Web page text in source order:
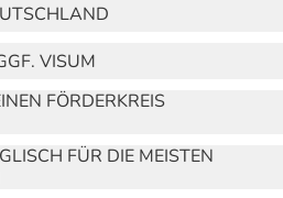
VISUM
FÖRDERKREIS
FÜR DIE MEISTEN